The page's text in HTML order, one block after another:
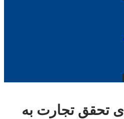
تحقق تجارت به